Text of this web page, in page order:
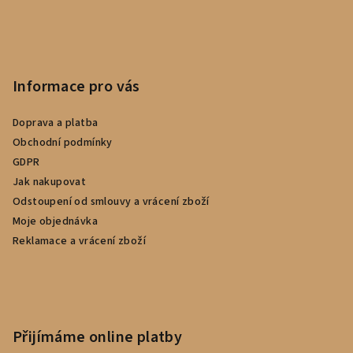
Informace pro vás
Doprava a platba
Obchodní podmínky
GDPR
Jak nakupovat
Odstoupení od smlouvy a vrácení zboží
Moje objednávka
Reklamace a vrácení zboží
Přijímáme online platby